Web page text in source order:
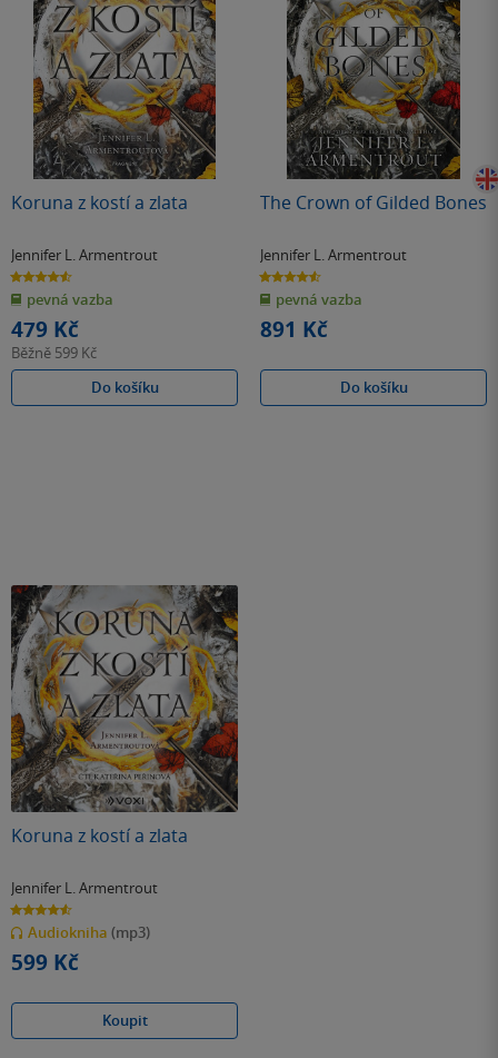
Koruna z kostí a zlata
Jennifer L. Armentrout
4.6
z
5
hvězdiček
pevná vazba
479 Kč
Běžně 599 Kč
Do košíku
The Crown of Gilded Bones
Jennifer L. Armentrout
4.6
z
5
hvězdiček
pevná vazba
891 Kč
Do košíku
Koruna z kostí a zlata
Jennifer L. Armentrout
4.6
z
5
hvězdiček
Audiokniha (mp3)
599 Kč
Koupit